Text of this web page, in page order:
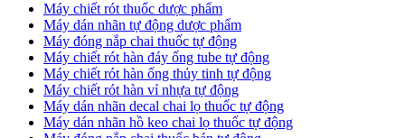
Máy chiết rót thuốc dược phẩm
Máy dán nhãn tự động dược phẩm
Máy đóng nắp chai thuốc tự động
Máy chiết rót hàn đáy ống tube tự động
Máy chiết rót hàn ống thủy tinh tự động
Máy chiết rót hàn vỉ nhựa tự động
​Máy dán nhãn decal chai lọ thuốc tự động
Máy dán nhãn hồ keo chai lọ thuốc tự động